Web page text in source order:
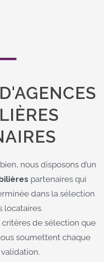
nous disposons d’un
partenaires qui
dans la sélection
locataires.
de sélection que
soumettent chaque